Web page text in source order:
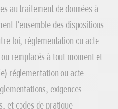
au traitement de données à
l’ensemble des dispositions
loi, réglementation ou acte
remplacés à tout moment et
réglementation ou acte
exigences
et codes de pratique